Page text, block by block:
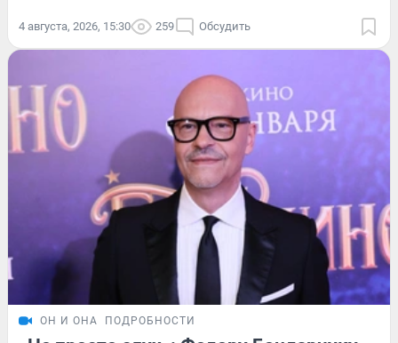
4 августа, 2026, 15:30 259 Обсудить
ОН И ОНА ПОДРОБНОСТИ